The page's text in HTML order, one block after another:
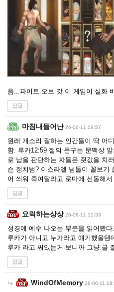
음...파이트 오브 갓 이 게임이 실화
답글
마침내들어난 26-06-11 09:57
원래 개소리 잘하는 인간들이 딱 어
함. 루카12:59 절의 문구는 문맥상
로 남을 판단하는 자들은 죗값을 치
슨 정치범? 이스라엘 넘들이 꼴보기
어 씌워 죽여달라고 로마에 선동해
답글
요릭하는상상 26-06-11 11:33
성경에 예수 나오는 부분을 읽어봤다
루카가 아니고 누가라고 얘기했을텐
루카 라고 써있는거 보니까 그냥 글
답글
WindOfMemory 26-06-11